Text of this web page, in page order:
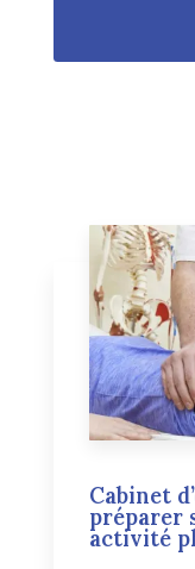
Cabinet
préparer
activité